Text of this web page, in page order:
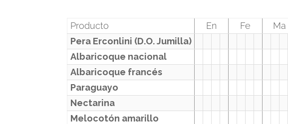
Producto En Fe Ma
Pera Erconlini (D.O. Jumilla)
Albaricoque nacional
Albaricoque francés
Paraguayo
Nectarina
Melocotón amarillo